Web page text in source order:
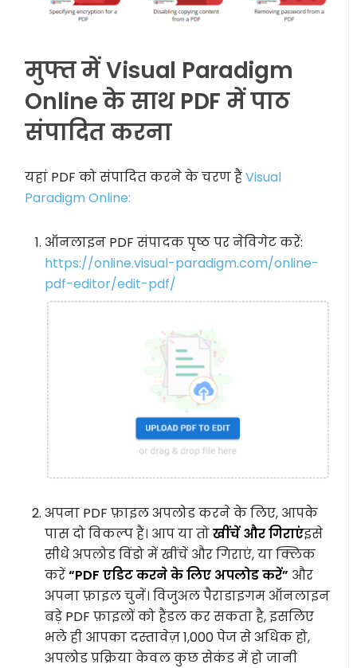
मुफ्त में Visual Paradigm
Online के साथ PDF में पाठ
संपादित करना
यहां PDF को संपादित करने के चरण हैंVisual
Paradigm Online:
ऑनलाइन PDF संपादक पृष्ठ पर नेविगेट करें:
https://online.visual-paradigm.com/online-
pdf-editor/edit-pdf/
अपना PDF फ़ाइल अपलोड करने के लिए, आपके
पास दो विकल्प हैं। आप या तोखींचें और गिराएंइसे
सीधे अपलोड विंडो में खींचें और गिराएं, या क्लिक
करें“PDF एडिट करने के लिए अपलोड करें” और
अपना फ़ाइल चुनें। विजुअल पैराडाइगम ऑनलाइन
बड़े PDF फ़ाइलों को हैंडल कर सकता है, इसलिए
भले ही आपका दस्तावेज़ 1,000 पेज से अधिक हो,
अपलोड प्रक्रिया केवल कुछ सेकंड में हो जानी